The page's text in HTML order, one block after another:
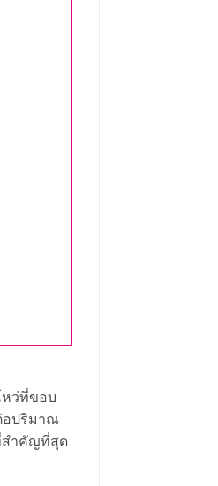
หว่ที่ขอบ
อปริมาณ
สำคัญที่สุด